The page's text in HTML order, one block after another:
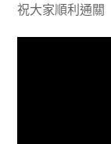
祝大家順利通關